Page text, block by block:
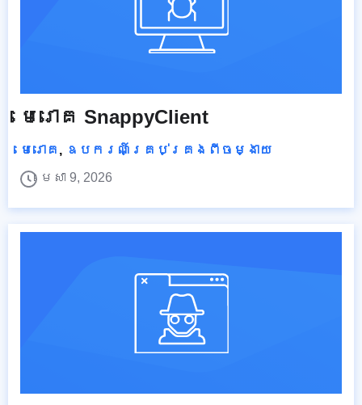
មេរោគ SnappyClient
មេរោគ , ឧបករណ៍គ្រប់គ្រងពីចម្ងាយ
មេសា 9, 2026